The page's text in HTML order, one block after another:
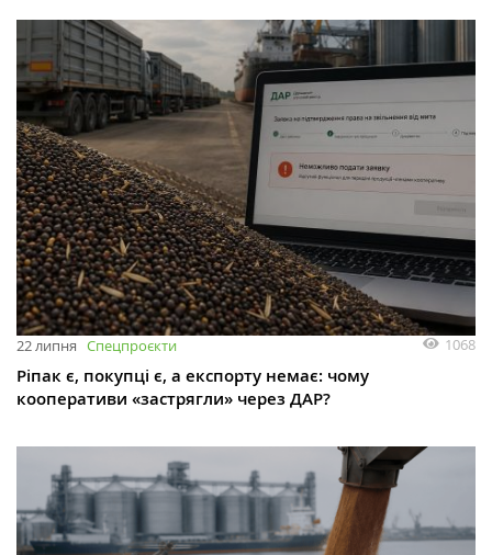
22 липня Спецпроєкти 1068
Ріпак є, покупці є, а експорту немає: чому
кооперативи «застрягли» через ДАР?